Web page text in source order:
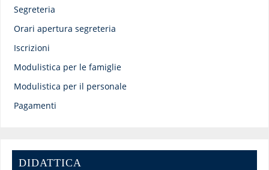
Segreteria
Orari apertura segreteria
Iscrizioni
Modulistica per le famiglie
Modulistica per il personale
Pagamenti
DIDATTICA